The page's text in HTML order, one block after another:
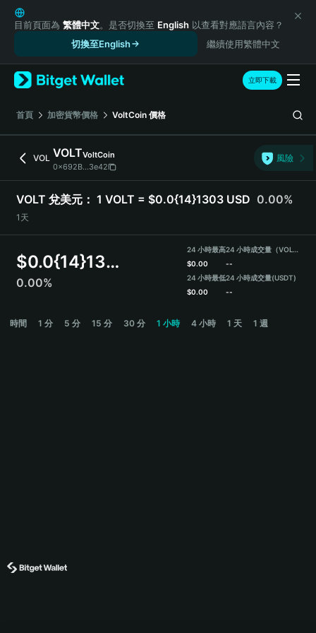
English
日本語
Русский
Español (Latinoamérica)
Türkçe
Italiano
简体中文
繁體中文
Português (Portugal)
Bahasa Indonesia
Español
目前頁面為 繁體中文。是否切換至 English 以查看對應語言內容？
切換至English
繼續使用繁體中文
立即下載
首頁 加密貨幣價格 VoltCoin 價格
VOL VOLTVoltCoin
0x692B...3e42
風險
VOLT 兌美元： 1 VOLT = $0.0{14}1303 USD 0.00%
1天
$0.0{14}1303
0.00%
24 小時最高
$0.00
24 小時最低
$0.00
24 小時成交量（VOLT）
--
24 小時成交量(USDT)
--
時間 1 分 5 分 15 分 30 分 1 小時 4 小時 1 天 1 週